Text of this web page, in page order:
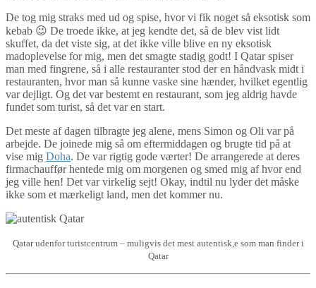
De tog mig straks med ud og spise, hvor vi fik noget så eksotisk som
kebab 😉 De troede ikke, at jeg kendte det, så de blev vist lidt
skuffet, da det viste sig, at det ikke ville blive en ny eksotisk
madoplevelse for mig, men det smagte stadig godt! I Qatar spiser
man med fingrene, så i alle restauranter stod der en håndvask midt i
restauranten, hvor man så kunne vaske sine hænder, hvilket egentlig
var dejligt. Og det var bestemt en restaurant, som jeg aldrig havde
fundet som turist, så det var en start.
Det meste af dagen tilbragte jeg alene, mens Simon og Oli var på
arbejde. De joinede mig så om eftermiddagen og brugte tid på at
vise mig Doha. De var rigtig gode værter! De arrangerede at deres
firmachauffør hentede mig om morgenen og smed mig af hvor end
jeg ville hen! Det var virkelig sejt! Okay, indtil nu lyder det måske
ikke som et mærkeligt land, men det kommer nu.
Qatar udenfor turistcentrum – muligvis det mest autentisk,e som man finder i
Qatar